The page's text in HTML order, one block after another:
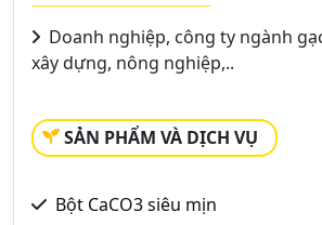
Doanh nghiệp, công ty ngành
xây dựng, nông nghiệp,..
SẢN PHẨM VÀ DỊCH VỤ
Bột CaCO3 siêu mịn